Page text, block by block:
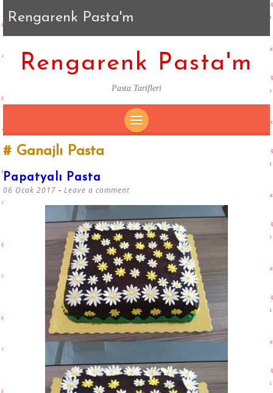
Rengarenk Pasta'm
Rengarenk Pasta'm
Pasta Tarifleri
Ganajlı Pasta
Papatyalı Pasta
06 Ocak 2017 Leave a comment